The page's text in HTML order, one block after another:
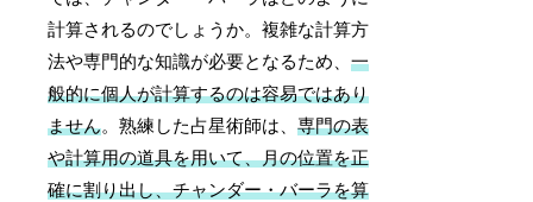
計算されるのでしょうか。複雑な計算方
法や専門的な知識が必要となるため、一
般的に個人が計算するのは容易ではあり
ません。熟練した占星術師は、専門の表
や計算用の道具を用いて、月の位置を正
確に割り出し、チャンダー・バーラを算